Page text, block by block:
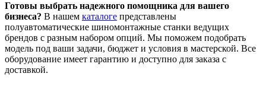
Готовы выбрать надежного помощника для вашего
бизнеса? В нашем каталоге представлены
полуавтоматические шиномонтажные станки ведущих
брендов с разным набором опций. Мы поможем подобрать
модель под ваши задачи, бюджет и условия в мастерской. Все
оборудование имеет гарантию и доступно для заказа с
доставкой.